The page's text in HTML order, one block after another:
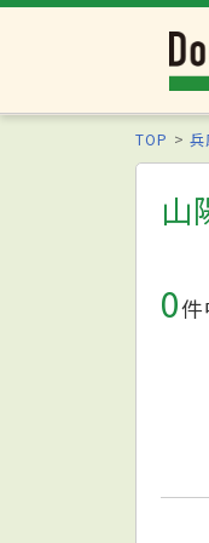
TOP 兵
山
0件